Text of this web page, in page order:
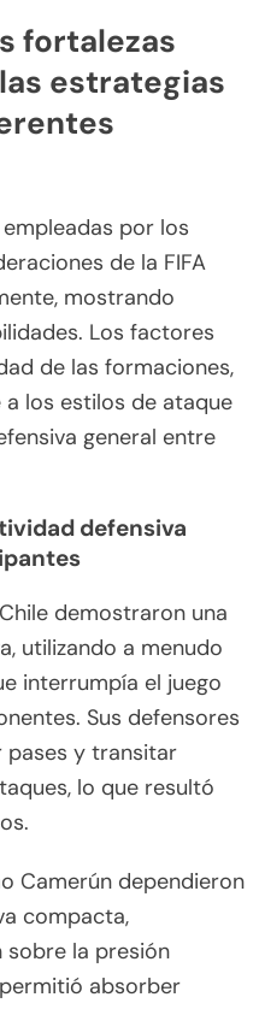
fortalezas
estrategias
por los
de la FIFA
mostrando
Los factores
de las formaciones,
los estilos de ataque
general entre
defensiva
demostraron una
utilizando a menudo
interrumpía el juego
Sus defensores
pases y transitar
lo que resultó
Camerún dependieron
compacta,
sobre la presión
absorber